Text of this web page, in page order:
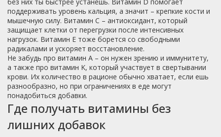
поддерживать уровень кальция, а значит – крепкие кости и
мышечную силу. Витамин С – антиоксидант, который
защищает клетки от перегрузки после интенсивных
нагрузок. Витамин E тоже борется со свободными
радикалами и ускоряет восстановление.
Не забудь про витамин А – он нужен зрению и иммунитету,
а также про витамин K, который участвует в свертывании
крови. Их количество в рационе обычно хватает, если ешь
разнообразно, но при ограничениях в еде могут
понадобиться добавки.
Где получать витамины без
лишних добавок